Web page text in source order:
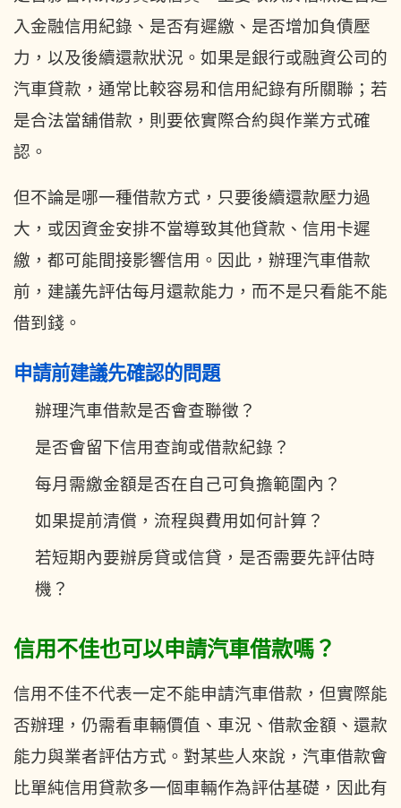
入金融信用紀錄、是否有遲繳、是否增加負債壓
力，以及後續還款狀況。如果是銀行或融資公司的
汽車貸款，通常比較容易和信用紀錄有所關聯；若
是合法當舖借款，則要依實際合約與作業方式確
認。
但不論是哪一種借款方式，只要後續還款壓力過
大，或因資金安排不當導致其他貸款、信用卡遲
繳，都可能間接影響信用。因此，辦理汽車借款
前，建議先評估每月還款能力，而不是只看能不能
借到錢。
申請前建議先確認的問題
辦理汽車借款是否會查聯徵？
是否會留下信用查詢或借款紀錄？
每月需繳金額是否在自己可負擔範圍內？
如果提前清償，流程與費用如何計算？
若短期內要辦房貸或信貸，是否需要先評估時
機？
信用不佳也可以申請汽車借款嗎？
信用不佳不代表一定不能申請汽車借款，但實際能
否辦理，仍需看車輛價值、車況、借款金額、還款
能力與業者評估方式。對某些人來說，汽車借款會
比單純信用貸款多一個車輛作為評估基礎，因此有